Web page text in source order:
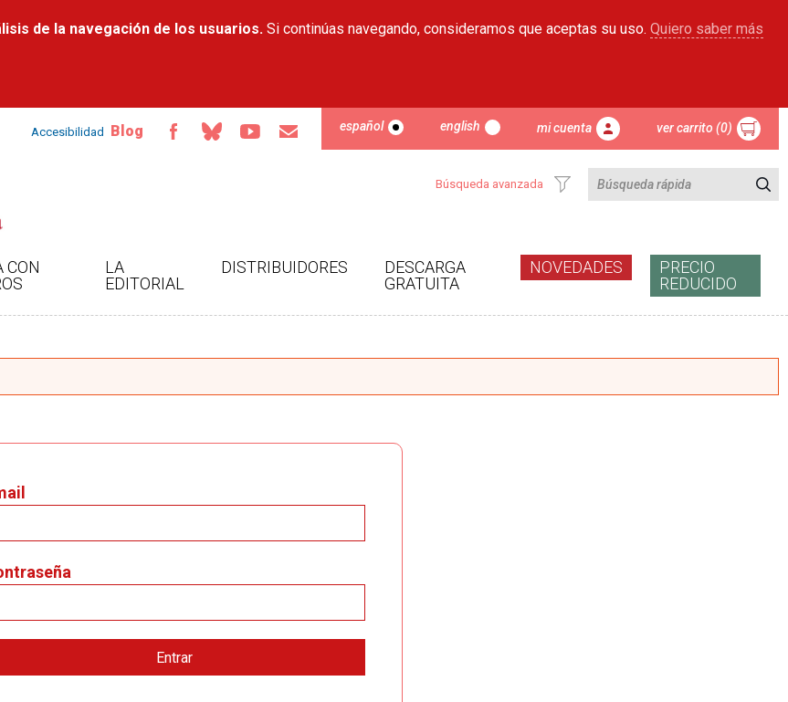
contenido
de la navegación de los usuarios. Si continúas navegando, consideramos que aceptas su uso. Quiero saber más
Accesibilidad Blog español english mi cuenta ver carrito (0)
Búsqueda avanzada
CON
LA
EDITORIAL
DISTRIBUIDORES
DESCARGA
GRATUITA
NOVEDADES
PRECIO
REDUCIDO